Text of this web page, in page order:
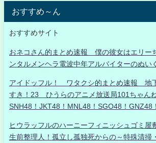
おすすめ～ん
おすすめサイト
おネコさん的まとめ速報 僕の彼女はエリー
ンタルメンヘラ電波中年アルバイターのぬい
アイドッフル！ ワタクシ的まとめ速報 地
すき！23 ひうらのアニメ放送局101ちゃん
SNH48！JKT48！MNL48！SGO48！GNZ48
ヒウラッフルのハーニーフィニッシュゴミ屋
生前整理人！孤立し孤独死からの～特殊清掃